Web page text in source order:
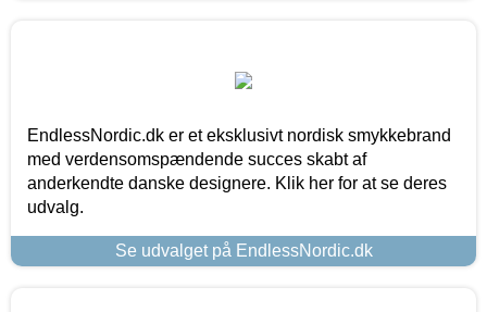
EndlessNordic.dk er et eksklusivt nordisk smykkebrand
med verdensomspændende succes skabt af
anderkendte danske designere. Klik her for at se deres
udvalg.
Se udvalget på EndlessNordic.dk